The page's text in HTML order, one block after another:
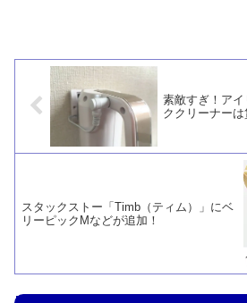
ックを使った
素敵すぎ！ア
ククリーナー
スタックストー「Timb（ティム）」にベ
リーピックMなどが追加！